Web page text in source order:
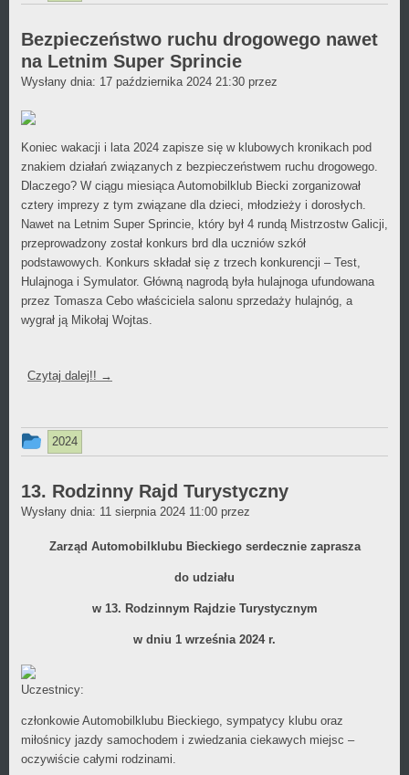
był
dodany
w
Bezpieczeństwo ruchu drogowego nawet
na Letnim Super Sprincie
Wysłany dnia: 17 października 2024 21:30 przez
Koniec wakacji i lata 2024 zapisze się w klubowych kronikach pod
znakiem działań związanych z bezpieczeństwem ruchu drogowego.
Dlaczego? W ciągu miesiąca Automobilklub Biecki zorganizował
cztery imprezy z tym związane dla dzieci, młodzieży i dorosłych.
Nawet na Letnim Super Sprincie, który był 4 rundą Mistrzostw Galicji,
przeprowadzony został konkurs brd dla uczniów szkół
podstawowych. Konkurs składał się z trzech konkurencji – Test,
Hulajnoga i Symulator. Główną nagrodą była hulajnoga ufundowana
przez Tomasza Cebo właściciela salonu sprzedaży hulajnóg, a
wygrał ją Mikołaj Wojtas.
Czytaj dalej!! →
Ten
był
dodany
w
2024
13. Rodzinny Rajd Turystyczny
Wysłany dnia: 11 sierpnia 2024 11:00 przez
Zarząd Automobilklubu Bieckiego serdecznie zaprasza
do udziału
w 13. Rodzinnym Rajdzie Turystycznym
w dniu 1 września 2024 r.
Uczestnicy:
członkowie Automobilklubu Bieckiego, sympatycy klubu oraz
miłośnicy jazdy samochodem i zwiedzania ciekawych miejsc –
oczywiście całymi rodzinami.